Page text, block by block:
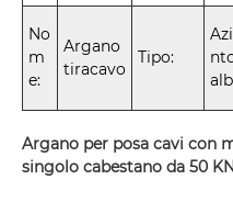
No
m
e:
Argano
tiracavo
Tipo:
Argano per posa cavi con
singolo cabestano da 50